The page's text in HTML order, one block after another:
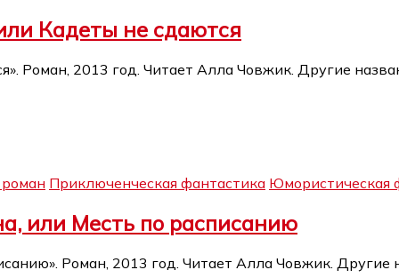
Кадеты не сдаются
Роман, 2013 год. Читает Алла Човжик. Другие
Приключенческая фантастика Юмористическая
или Месть по расписанию
Роман, 2013 год. Читает Алла Човжик.